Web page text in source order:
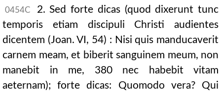
0454C
2. Sed forte dicas (quod dixerunt tunc
temporis etiam discipuli Christi audientes
dicentem (Joan. VI, 54) : Nisi quis manducaverit
carnem meam, et biberit sanguinem meum, non
manebit in me, 380 nec habebit vitam
aeternam); forte dicas: Quomodo vera? Qui